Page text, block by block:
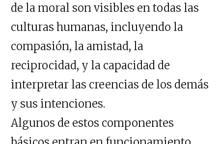
de la moral son visibles en todas las
culturas humanas, incluyendo la
compasión, la amistad, la
reciprocidad, y la capacidad de
interpretar las creencias de los demás
y sus intenciones.
Algunos de estos componentes